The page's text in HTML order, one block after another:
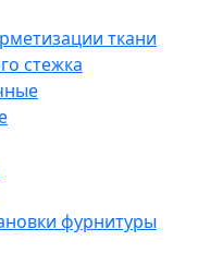
ткани
стежка
фурнитуры